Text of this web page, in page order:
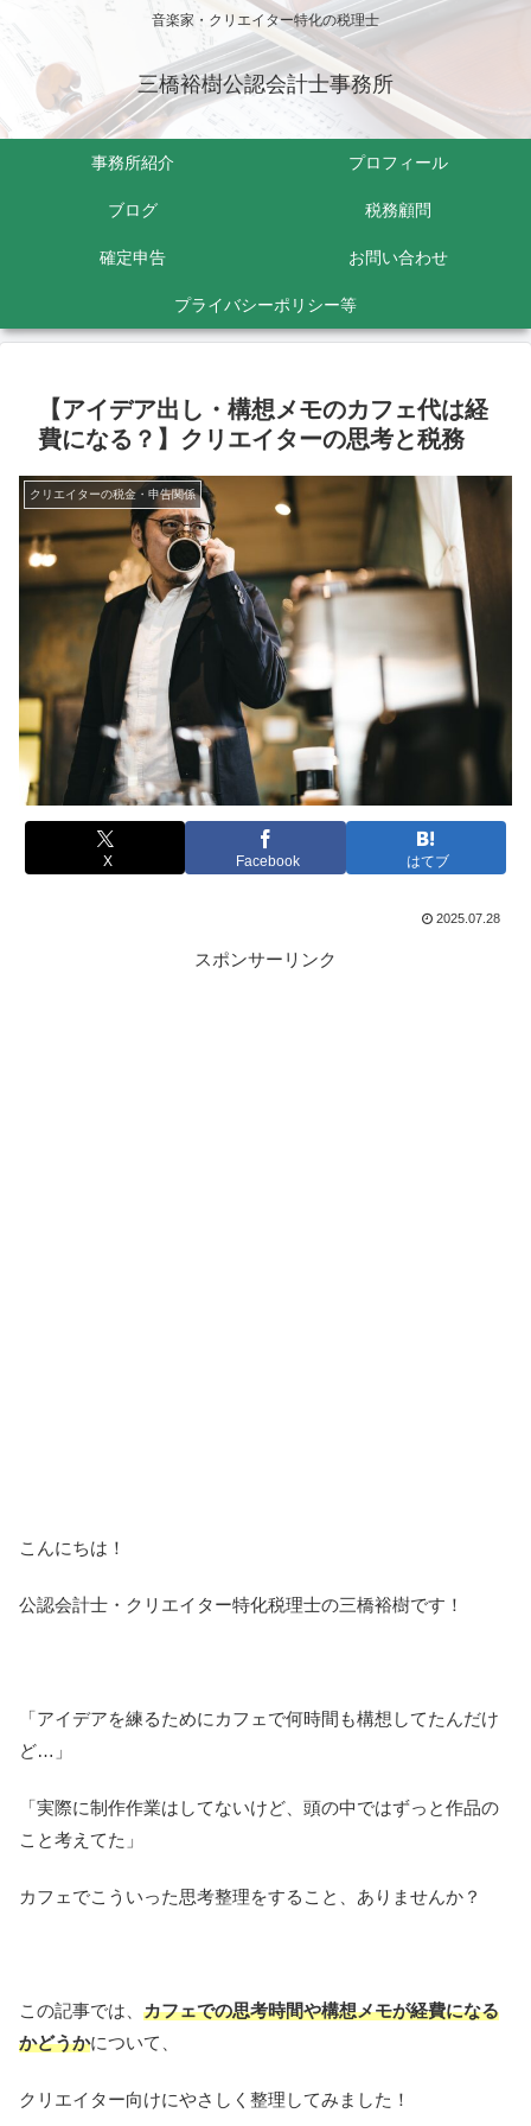
音楽家・クリエイター特化の税理士
三橋裕樹公認会計士事務所
事務所紹介 プロフィール
ブログ 税務顧問
確定申告 お問い合わせ
プライバシーポリシー等
【アイデア出し・構想メモのカフェ代は経
費になる？】クリエイターの思考と税務
クリエイターの税金・申告関係
X Facebook はてブ
2025.07.28
スポンサーリンク
こんにちは！
公認会計士・クリエイター特化税理士の三橋裕樹です！
「アイデアを練るためにカフェで何時間も構想してたんだけ
ど…」
「実際に制作作業はしてないけど、頭の中ではずっと作品の
こと考えてた」
カフェでこういった思考整理をすること、ありませんか？
この記事では、 カフェでの思考時間や構想メモが経費になる
かどうかについて、
クリエイター向けにやさしく整理してみました！